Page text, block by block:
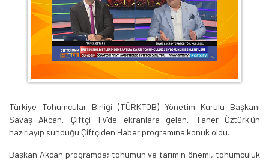
Türkiye Tohumcular Birliği (TÜRKTOB) Yönetim Kurulu Başkanı
Savaş Akcan, Çiftçi TV'de ekranlara gelen, Taner Öztürk'ün
hazırlayıp sunduğu Çiftçiden Haber programına konuk oldu.
Başkan Akcan programda; tohumun ve tarımın önemi, tohumculuk